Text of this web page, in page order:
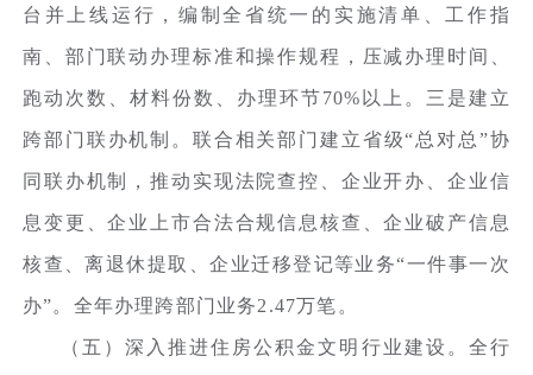
台并上线运行，编制全省统一的实施清单、工作指
南、部门联动办理标准和操作规程，压减办理时间、
跑动次数、材料份数、办理环节70%以上。三是建立
跨部门联办机制。联合相关部门建立省级“总对总”协
同联办机制，推动实现法院查控、企业开办、企业信
息变更、企业上市合法合规信息核查、企业破产信息
核查、离退休提取、企业迁移登记等业务“一件事一次
办”。全年办理跨部门业务2.47万笔。
（五）深入推进住房公积金文明行业建设。全行